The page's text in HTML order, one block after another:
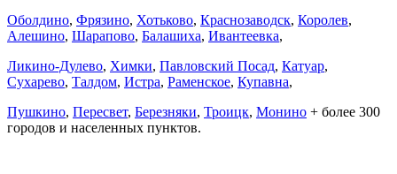
Оболдино, Фрязино, Хотьково, Краснозаводск, Королев,
Алешино, Шарапово, Балашиха, Ивантеевка,
Ликино-Дулево, Химки, Павловский Посад, Катуар,
Сухарево, Талдом, Истра, Раменское, Купавна,
Пушкино, Пересвет, Березняки, Троицк, Монино + более 300
городов и населенных пунктов.